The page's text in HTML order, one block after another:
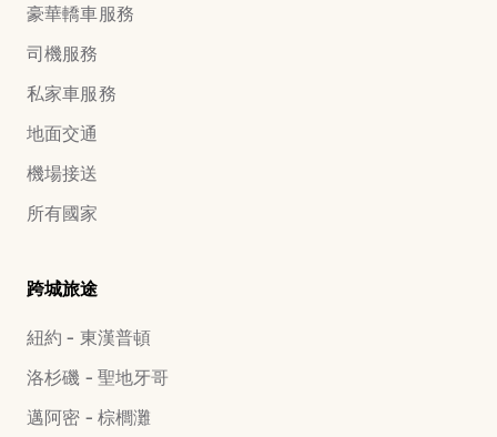
豪華轎車服務
司機服務
私家車服務
地面交通
機場接送
所有國家
跨城旅途
紐約 - 東漢普頓
洛杉磯 - 聖地牙哥
邁阿密 - 棕櫚灘